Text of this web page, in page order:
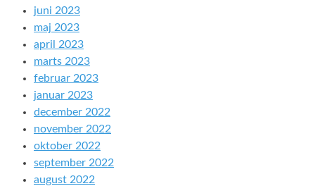
juni 2023
maj 2023
april 2023
marts 2023
februar 2023
januar 2023
december 2022
november 2022
oktober 2022
september 2022
august 2022